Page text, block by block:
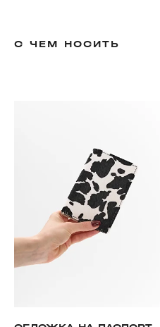
С ЧЕМ НОСИТЬ